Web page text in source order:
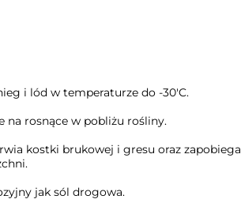
i lód w temperaturze do -30'C.
na rosnące w pobliżu rośliny.
kostki brukowej i gresu oraz zapobiega
jak sól drogowa.